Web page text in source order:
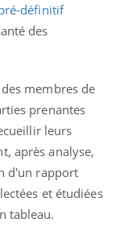
définitif
des
membres de
prenantes
leurs
après analyse,
d'un rapport
et étudiées
tableau.